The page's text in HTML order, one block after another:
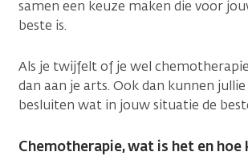
samen een keuze maken die voor
beste is.
Als je twijfelt of je wel
dan aan je arts. Ook dan kunnen
besluiten wat in jouw situatie de
Chemotherapie, wat is het en hoe